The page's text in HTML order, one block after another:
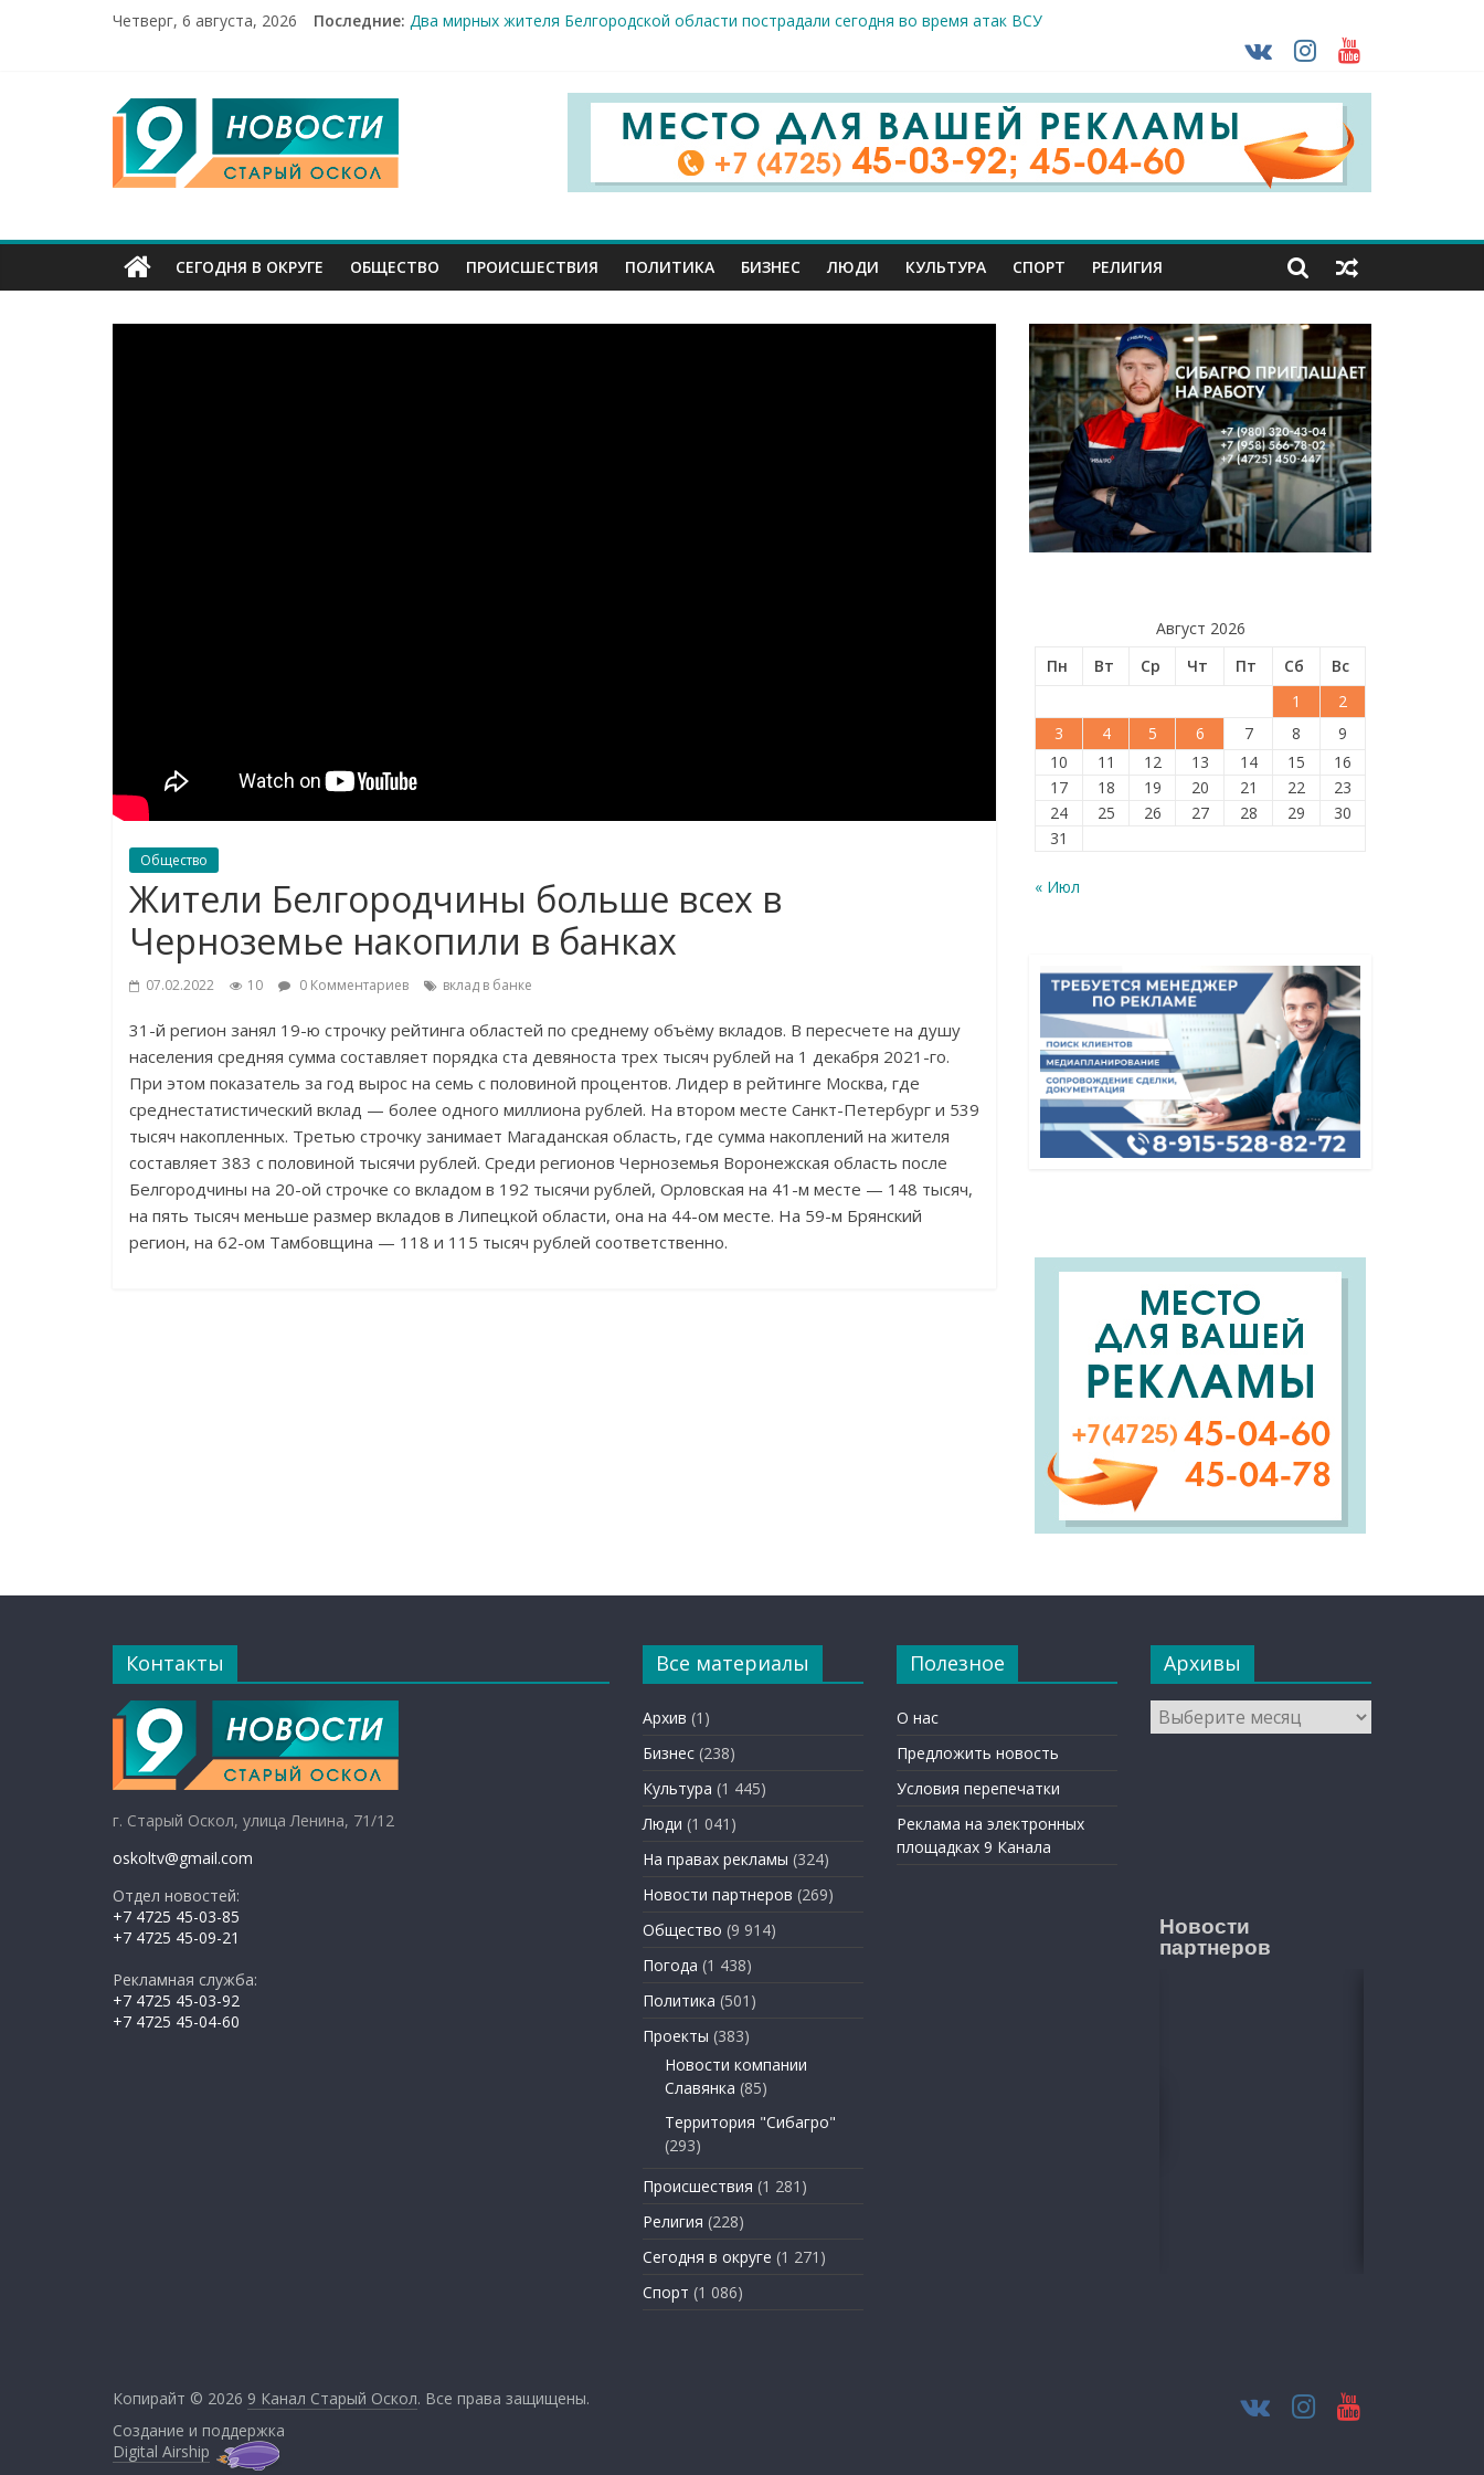
Четверг, 6 августа, 2026 Последние: Два мирных жителя Белгородской области пострадали сегодня во время атак ВСУ
100%-я раскрываемость особо тяжких преступлений: в Старооскольском отделе СК подвели итоги первого полугодия
Рейд по местам несанкционированной торговли: что и где можно продавать без штрафа?
«Купеческие салоны»: старооскольский краеведческий музей приглашает окунуться в прошлое
9
Канал
Старый
Оскол
СЕГОДНЯ В ОКРУГЕ ОБЩЕСТВО ПРОИСШЕСТВИЯ ПОЛИТИКА БИЗНЕС ЛЮДИ КУЛЬТУРА СПОРТ РЕЛИГИЯ
Общество
Жители Белгородчины больше всех в
Черноземье накопили в банках
07.02.2022 10 0 Комментариев вклад в банке
31-й регион занял 19-ю строчку рейтинга областей по среднему объёму вкладов. В пересчете на душу
населения средняя сумма составляет порядка ста девяноста трех тысяч рублей на 1 декабря 2021-го.
При этом показатель за год вырос на семь с половиной процентов. Лидер в рейтинге Москва, где
среднестатистический вклад — более одного миллиона рублей. На втором месте Санкт-Петербург и 539
тысяч накопленных. Третью строчку занимает Магаданская область, где сумма накоплений на жителя
составляет 383 с половиной тысячи рублей. Среди регионов Черноземья Воронежская область после
Белгородчины на 20-ой строчке со вкладом в 192 тысячи рублей, Орловская на 41-м месте — 148 тысяч,
на пять тысяч меньше размер вкладов в Липецкой области, она на 44-ом месте. На 59-м Брянский
регион, на 62-ом Тамбовщина — 118 и 115 тысяч рублей соответственно.
Август 2026
Пн
Вт Ср Чт Пт Сб
Вс
1
2
3
4 5 6 7 8
9
10
11 12 13 14 15
16
17
18 19 20 21 22
23
24
25 26 27 28 29
30
31
« Июл
Контакты
г. Старый Оскол, улица Ленина, 71/12
oskoltv@gmail.com
Отдел новостей:
+7 4725 45-03-85
+7 4725 45-09-21
Рекламная служба:
+7 4725 45-03-92
+7 4725 45-04-60
Все материалы
Архив (1)
Бизнес (238)
Культура (1 445)
Люди (1 041)
На правах рекламы (324)
Новости партнеров (269)
Общество (9 914)
Погода (1 438)
Политика (501)
Проекты (383)
Новости компании
Славянка (85)
Территория "Сибагро"
(293)
Происшествия (1 281)
Религия (228)
Сегодня в округе (1 271)
Спорт (1 086)
Полезное
О нас
Предложить новость
Условия перепечатки
Реклама на электронных
площадках 9 Канала
Архивы
Архивы
Новости
партнеров
Копирайт © 2026 9 Канал Старый Оскол. Все права защищены.
Создание и поддержка
Digital Airship